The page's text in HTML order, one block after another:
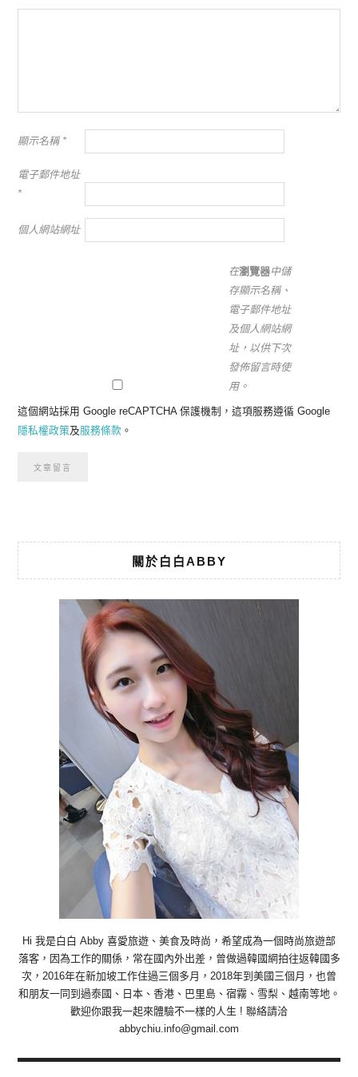
顯示名稱 *
電子郵件地址
*
個人網站網址
在瀏覽器中儲
存顯示名稱、
電子郵件地址
及個人網站網
址，以供下次
發佈留言時使
用。
這個網站採用 Google reCAPTCHA 保護機制，這項服務遵循 Google
隱私權政策及服務條款 。
關於白白ABBY
Hi 我是白白 Abby 喜愛旅遊、美食及時尚，希望成為一個時尚旅遊部
落客，因為工作的關係，常在國內外出差，曾做過韓國網拍往返韓國多
次，2016年在新加坡工作住過三個多月，2018年到美國三個月，也曾
和朋友一同到過泰國、日本、香港、巴里島、宿霧、雪梨、越南等地。
歡迎你跟我一起來體驗不一樣的人生 ! 聯絡請洽
abbychiu.info@gmail.com